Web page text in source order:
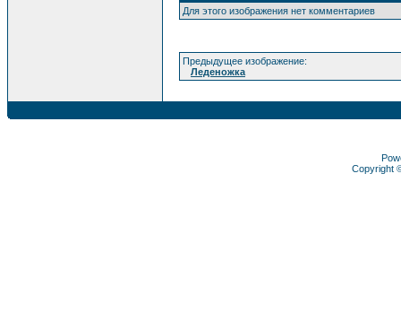
Для этого изображения нет комментариев
Предыдущее изображение:
Леденожка
Copyright